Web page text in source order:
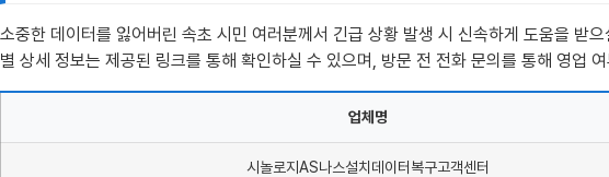
소중한 데이터를 잃어버린 속초 시민 여러분께서 긴급 상황 발생 시 신속하게 도움을 받
별 상세 정보는 제공된 링크를 통해 확인하실 수 있으며, 방문 전 전화 문의를 통해 영업
업체명
시놀로지AS나스설치데이터복구고객센터